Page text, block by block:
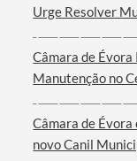
Urge Resolver
Câmara de Évora
Manutenção no
Câmara de Évora
novo Canil